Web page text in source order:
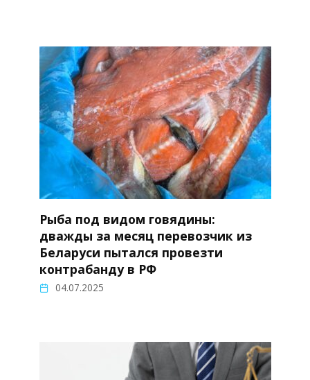
Рыба под видом говядины:
дважды за месяц перевозчик из
Беларуси пытался провезти
контрабанду в РФ
04.07.2025